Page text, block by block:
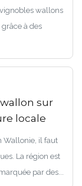
wallons
à des
sur
locale
Wallonie, il faut
La région est
par des...